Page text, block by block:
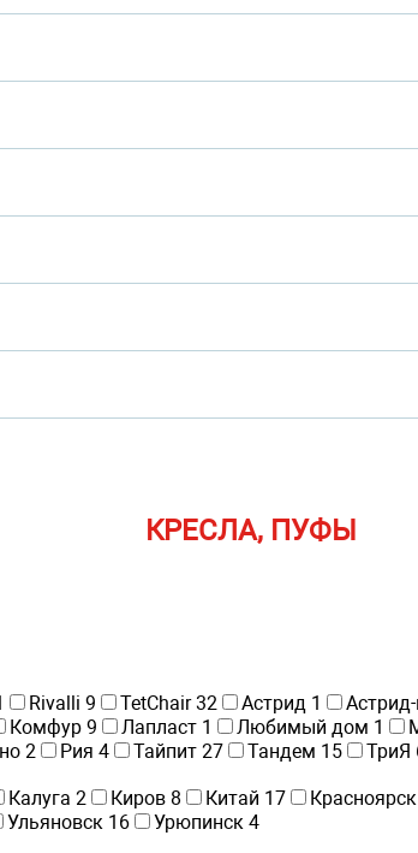
КРЕСЛА, ПУФЫ
Rivalli 9 TetChair 32 Астрид 1
Комфур 9 Лапласт 1 Любимый дом 1
2 Рия 4 Тайпит 27 Тандем 15 ТриЯ
Калуга 2 Киров 8 Китай 17 Красноярск
Ульяновск 16 Урюпинск 4